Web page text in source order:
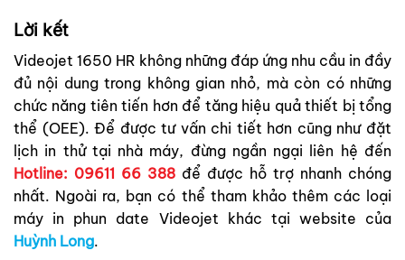
Lời kết
Videojet 1650 HR không những đáp ứng nhu cầu in đầy
đủ nội dung trong không gian nhỏ, mà còn có những
chức năng tiên tiến hơn để tăng hiệu quả thiết bị tổng
thể (OEE). Để được tư vấn chi tiết hơn cũng như đặt
lịch in thử tại nhà máy, đừng ngần ngại liên hệ đến
Hotline: 09611 66 388 để được hỗ trợ nhanh chóng
nhất. Ngoài ra, bạn có thể tham khảo thêm các loại
máy in phun date Videojet khác tại website của
Huỳnh Long.